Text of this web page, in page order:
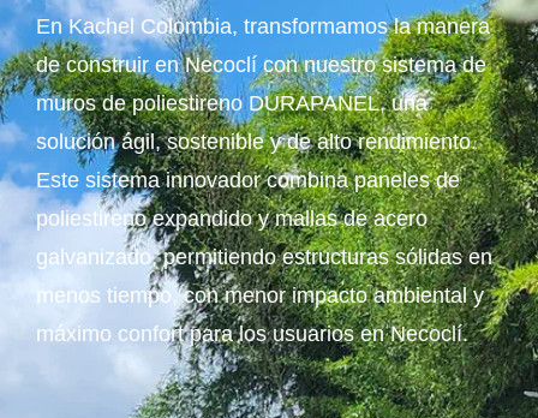
En Kachel Colombia, transformamos la manera
de construir en Necoclí con nuestro sistema de
muros de poliestireno DURAPANEL, una
solución ágil, sostenible y de alto rendimiento.
Este sistema innovador combina paneles de
poliestireno expandido y mallas de acero
galvanizado, permitiendo estructuras sólidas en
menos tiempo, con menor impacto ambiental y
máximo confort para los usuarios en Necoclí.